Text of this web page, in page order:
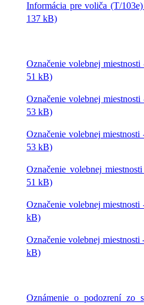
Informácia pre voliča (T/
137 kB)
Označenie volebnej
51 kB)
Označenie volebnej
53 kB)
Označenie volebnej
53 kB)
Označenie volebnej
51 kB)
Označenie volebnej
kB)
Označenie volebnej
kB)
Oznámenie o podozrení zo